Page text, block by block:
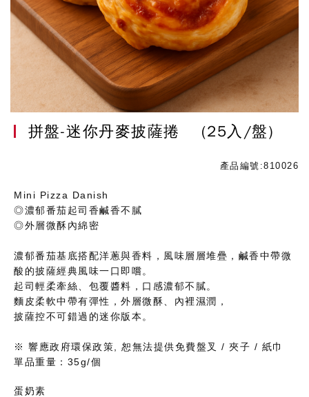
拼盤-迷你丹麥披薩捲 (25入/盤)
產品編號:810026
Mini Pizza Danish
◎濃郁番茄起司香鹹香不膩
◎外層微酥內綿密
濃郁番茄基底搭配洋蔥與香料，風味層層堆疊，鹹香中帶微
酸的披薩經典風味一口即嚐。
起司輕柔牽絲、包覆醬料，口感濃郁不膩。
麵皮柔軟中帶有彈性，外層微酥、內裡濕潤，
披薩控不可錯過的迷你版本。
※ 響應政府環保政策, 恕無法提供免費盤叉 / 夾子 / 紙巾
單品重量：35g/個
蛋奶素